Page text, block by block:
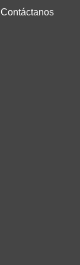
Contáctanos